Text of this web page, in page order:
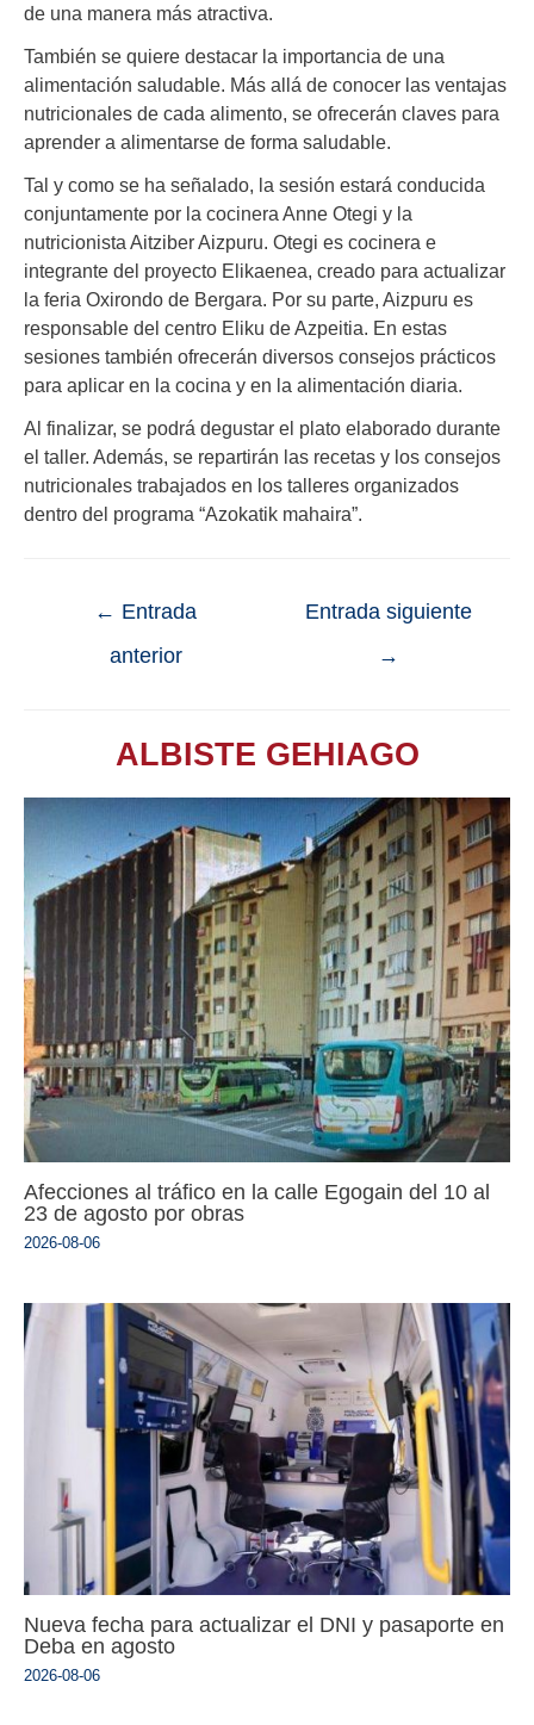
de una manera más atractiva.
También se quiere destacar la importancia de una
alimentación saludable. Más allá de conocer las ventajas
nutricionales de cada alimento, se ofrecerán claves para
aprender a alimentarse de forma saludable.
Tal y como se ha señalado, la sesión estará conducida
conjuntamente por la cocinera Anne Otegi y la
nutricionista Aitziber Aizpuru. Otegi es cocinera e
integrante del proyecto Elikaenea, creado para actualizar
la feria Oxirondo de Bergara. Por su parte, Aizpuru es
responsable del centro Eliku de Azpeitia. En estas
sesiones también ofrecerán diversos consejos prácticos
para aplicar en la cocina y en la alimentación diaria.
Al finalizar, se podrá degustar el plato elaborado durante
el taller. Además, se repartirán las recetas y los consejos
nutricionales trabajados en los talleres organizados
dentro del programa “Azokatik mahaira”.
← Entrada
anterior
Entrada siguiente
→
ALBISTE GEHIAGO
Afecciones al tráfico en la calle Egogain del 10 al
23 de agosto por obras
2026-08-06
Nueva fecha para actualizar el DNI y pasaporte en
Deba en agosto
2026-08-06